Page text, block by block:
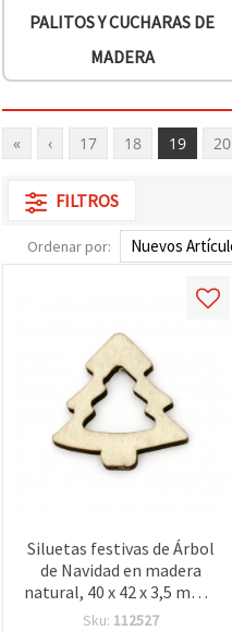
PALITOS Y CUCHARAS DE
MADERA
« ‹ 17 18 19 20
FILTROS
Ordenar por:
Siluetas festivas de Árbol
de Navidad en madera
natural, 40 x 42 x 3,5 mm –
Pack de 5 piezas para
Sku: 112527